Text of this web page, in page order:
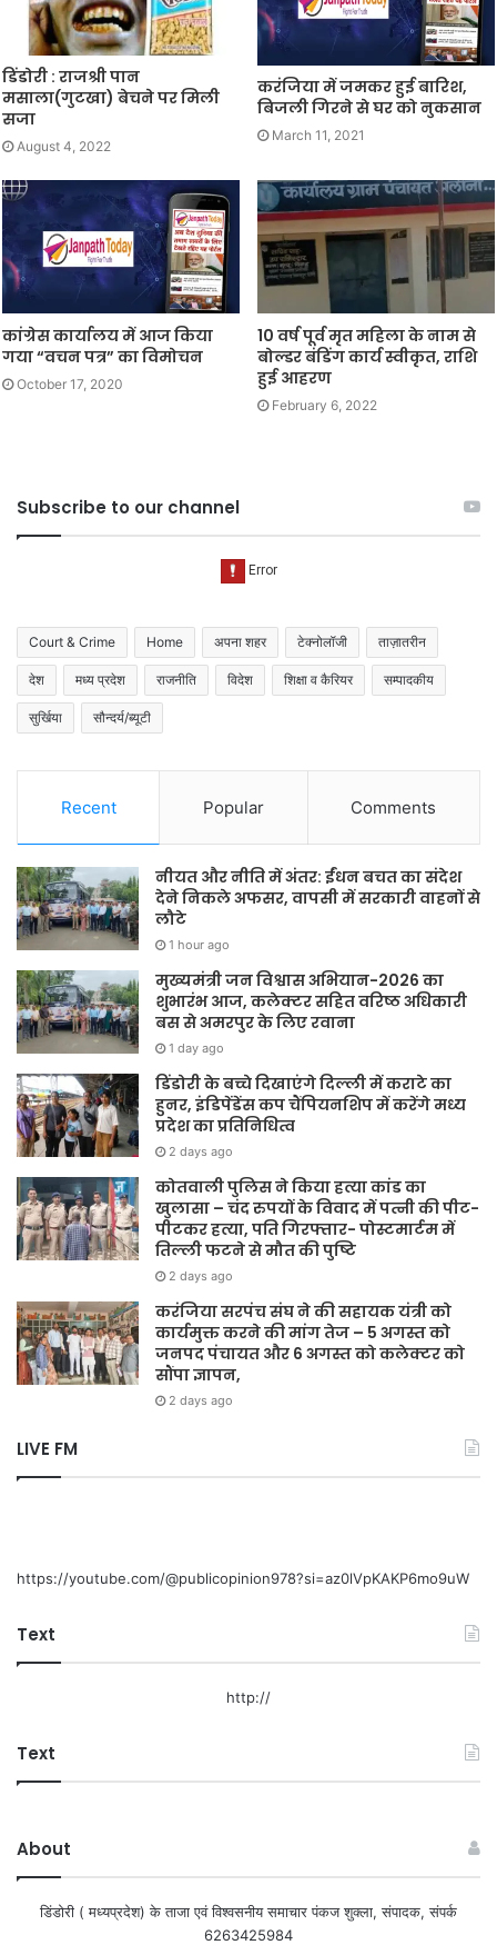
डिंडोरी : राजश्री पान
मसाला(गुटखा) बेचने पर मिली
सजा
August 4, 2022
करंजिया में जमकर हुई बारिश,
बिजली गिरने से घर को नुकसान
March 11, 2021
कांग्रेस कार्यालय में आज किया
गया “वचन पत्र” का विमोचन
October 17, 2020
10 वर्ष पूर्व मृत महिला के नाम से
बोल्डर बंडिंग कार्य स्वीकृत, राशि
हुई आहरण
February 6, 2022
Subscribe to our channel
Court & Crime Home अपना शहर टेक्नोलॉजी ताज़ातरीन
देश मध्य प्रदेश राजनीति विदेश शिक्षा व कैरियर सम्पादकीय
सुर्खिया सौन्दर्य/ब्यूटी
Recent Popular Comments
नीयत और नीति में अंतर: ईंधन बचत का संदेश
देने निकले अफसर, वापसी में सरकारी वाहनों से
लौटे
1 hour ago
मुख्यमंत्री जन विश्वास अभियान-2026 का
शुभारंभ आज, कलेक्टर सहित वरिष्ठ अधिकारी
बस से अमरपुर के लिए रवाना
1 day ago
डिंडोरी के बच्चे दिखाएंगे दिल्ली में कराटे का
हुनर, इंडिपेंडेंस कप चैंपियनशिप में करेंगे मध्य
प्रदेश का प्रतिनिधित्व
2 days ago
कोतवाली पुलिस ने किया हत्या कांड का
खुलासा – चंद रुपयों के विवाद में पत्नी की पीट-
पीटकर हत्या, पति गिरफ्तार- पोस्टमार्टम में
तिल्ली फटने से मौत की पुष्टि
2 days ago
करंजिया सरपंच संघ ने की सहायक यंत्री को
कार्यमुक्त करने की मांग तेज – 5 अगस्त को
जनपद पंचायत और 6 अगस्त को कलेक्टर को
सौंपा ज्ञापन,
2 days ago
LIVE FM
https://youtube.com/@publicopinion978?si=az0lVpKAKP6mo9uW
Text
http://
Text
About
डिंडोरी ( मध्यप्रदेश) के ताजा एवं विश्वसनीय समाचार पंकज शुक्ला, संपादक, संपर्क
6263425984